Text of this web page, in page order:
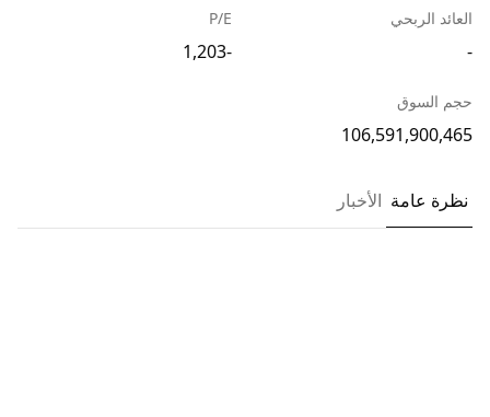
العائد الربحي
-
P/E
-1,203
حجم السوق
106,591,900,465
نظرة عامة الأخبار